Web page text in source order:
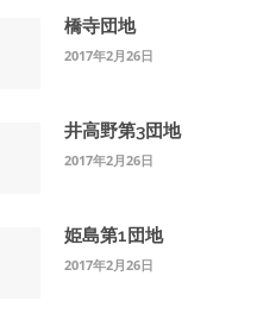
橋寺団地
2017年2月26日
井高野第3団地
2017年2月26日
姫島第1団地
2017年2月26日